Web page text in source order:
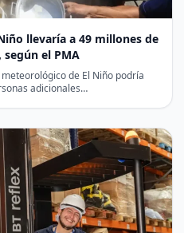
llevaría a 49 millones de
el PMA
de El Niño podría
adicionales…